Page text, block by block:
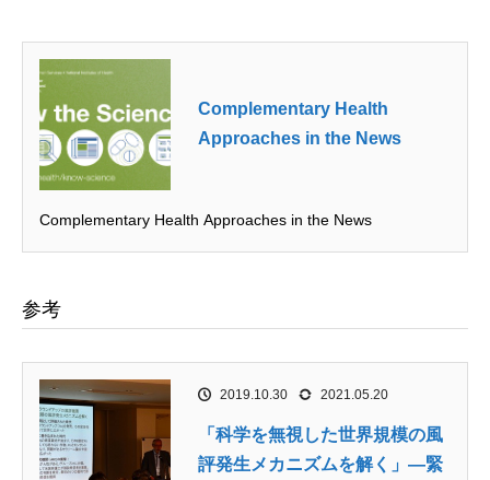
Complementary Health
Approaches in the News
Complementary Health Approaches in the News
参考
2019.10.30 2021.05.20
「科学を無視した世界規模の風
評発生メカニズムを解く」―緊